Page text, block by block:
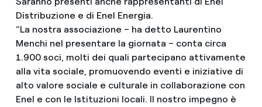
Distribuzione e di Enel Energia.
“La nostra associazione – ha detto Laurentino
Menchi nel presentare la giornata – conta circa
1.900 soci, molti dei quali partecipano attivamente
alla vita sociale, promuovendo eventi e iniziative di
alto valore sociale e culturale in collaborazione con
Enel e con le Istituzioni locali. Il nostro impegno è